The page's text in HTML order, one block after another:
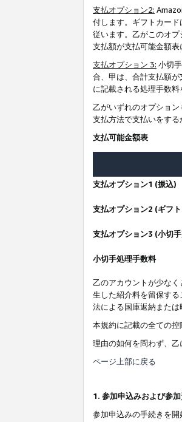
支払オプション2:
付します。ギフトカー
従います。乙がこのオ
支払額が支払可能金額
支払オプション 3: 小切
合、甲は、合計支払額が
に記載される処理手数料
乙がいずれのオプショ
支払方法で支払いをする
支払可能金額表
支払オプション1 (振込)
支払オプション2 (ギフ
支払オプション3 (小切
小切手処理手数料
乙のアカウントが少な
生した紹介料を留保する
法による国庫返納または
本規約に記載の全ての
理由の如何を問わず、
ページ上部に戻る
1. 参加申込みおよび参
参加申込みの手続きを